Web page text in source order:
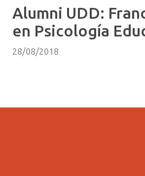
Alumni UDD:
en Psicología
28/08/2018